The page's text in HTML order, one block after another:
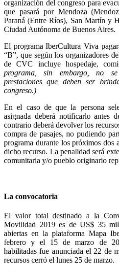
organización del congreso para
que pasará por Mendoza
Paraná (Entre Ríos), San Martín y
Ciudad Autónoma de Buenos Aires.
El programa IberCultura Viva
“B”, que según los organizadores
de CVC incluye hospedaje,
programa, sin embargo, no
prestaciones que deben ser
congreso.)
En el caso de que la persona
asignada deberá notificarlo antes
contrario deberá devolver los
compra de pasajes, no pudiendo
programa durante los próximos dos
dicho recurso. La penalidad será
comunitaria y/o pueblo originario
La convocatoria
El valor total destinado a la
Movilidad 2019 es de US$ 35
abiertas en la plataforma Mapa
febrero y el 15 de marzo de
habilitadas fue anunciada el 22 de
recursos cerró el lunes 25 de marzo.